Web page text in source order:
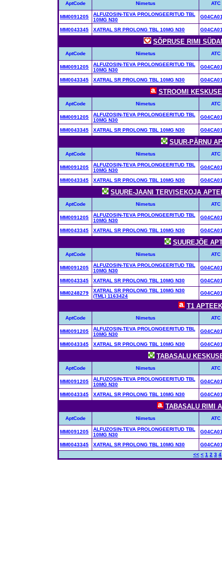
AptCode Nimetus ATC
MM0091205
ALFUZOSIN-TEVA PROLONGEERITUD TBL
10MG N30
MM0043345 XATRAL SR PROLONG TBL 10MG N30
SÕPRUSE RIMI
AptCode Nimetus ATC
MM0091205
ALFUZOSIN-TEVA PROLONGEERITUD TBL
10MG N30
MM0043345 XATRAL SR PROLONG TBL 10MG N30
STROOMI
AptCode Nimetus ATC
MM0091205
ALFUZOSIN-TEVA PROLONGEERITUD TBL
10MG N30
MM0043345 XATRAL SR PROLONG TBL 10MG N30
SUUR-PÄRNU
AptCode Nimetus ATC
MM0091205
ALFUZOSIN-TEVA PROLONGEERITUD TBL
10MG N30
MM0043345 XATRAL SR PROLONG TBL 10MG N30
SUURE-JAANI TERVISEKOJA
AptCode Nimetus ATC
MM0091205
ALFUZOSIN-TEVA PROLONGEERITUD TBL
10MG N30
MM0043345 XATRAL SR PROLONG TBL 10MG N30
SUUREJÕE
AptCode Nimetus ATC
MM0091205
ALFUZOSIN-TEVA PROLONGEERITUD TBL
10MG N30
MM0043345 XATRAL SR PROLONG TBL 10MG N30
MM0248279
XATRAL SR PROLONG TBL 10MG N30
(TML) 1163424
T1
AptCode Nimetus ATC
MM0091205
ALFUZOSIN-TEVA PROLONGEERITUD TBL
10MG N30
MM0043345 XATRAL SR PROLONG TBL 10MG N30
TABASALU
AptCode Nimetus ATC
MM0091205
ALFUZOSIN-TEVA PROLONGEERITUD TBL
10MG N30
MM0043345 XATRAL SR PROLONG TBL 10MG N30
TABASALU RIMI
AptCode Nimetus ATC
MM0091205
ALFUZOSIN-TEVA PROLONGEERITUD TBL
10MG N30
MM0043345 XATRAL SR PROLONG TBL 10MG N30
<< < 1 2 3 4